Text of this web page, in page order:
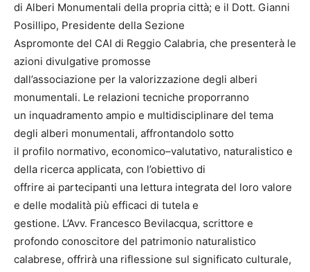
di Alberi Monumentali della propria città; e il Dott. Gianni
Posillipo, Presidente della Sezione
Aspromonte del CAI di Reggio Calabria, che presenterà le
azioni divulgative promosse
dall’associazione per la valorizzazione degli alberi
monumentali. Le relazioni tecniche proporranno
un inquadramento ampio e multidisciplinare del tema
degli alberi monumentali, affrontandolo sotto
il profilo normativo, economico–valutativo, naturalistico e
della ricerca applicata, con l’obiettivo di
offrire ai partecipanti una lettura integrata del loro valore
e delle modalità più efficaci di tutela e
gestione. L’Avv. Francesco Bevilacqua, scrittore e
profondo conoscitore del patrimonio naturalistico
calabrese, offrirà una riflessione sul significato culturale,